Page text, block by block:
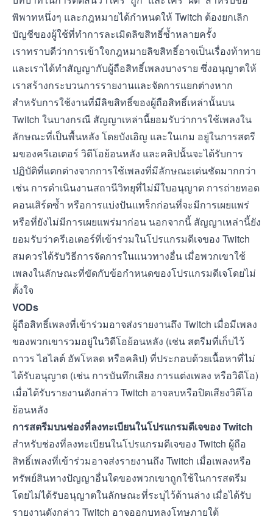
พิพาทหนึ่งๆ และกฎหมายได้กำหนดให้ Twitch ต้องยกเลิก
บัญชีของผู้ใช้ที่ทำการละเมิดลิขสิทธิ์ซ้ำหลายครั้ง
เราทราบดีว่าการเข้าใจกฎหมายลิขสิทธิ์อาจเป็นเรื่องท้าทาย
และเราได้ทำสัญญากับผู้ถือสิทธิ์เพลงบางราย ซึ่งอนุญาตให้
เราสร้างกระบวนการรายงานและจัดการแยกต่างหาก
สำหรับการใช้งานที่มีลิขสิทธิ์ของผู้ถือสิทธิ์เหล่านั้นบน
Twitch ในบางกรณี สัญญาเหล่านี้ยอมรับว่าการใช้เพลงใน
ลักษณะที่เป็นพื้นหลัง โดยบังเอิญ และในเกม อยู่ในการสตรี
มของครีเอเตอร์ วิดีโอย้อนหลัง และคลิปนั้นจะได้รับการ
ปฏิบัติที่แตกต่างจากการใช้เพลงที่มีลักษณะเด่นชัดมากกว่า
เช่น การดำเนินงานสถานีวิทยุที่ไม่มีใบอนุญาต การถ่ายทอด
คอนเสิร์ตซ้ำ หรือการแบ่งปันแทร็กก่อนที่จะมีการเผยแพร่
หรือที่ยังไม่มีการเผยแพร่มาก่อน นอกจากนี้ สัญญาเหล่านี้ยัง
ยอมรับว่าครีเอเตอร์ที่เข้าร่วมในโปรแกรมดีเจของ Twitch
สมควรได้รับวิธีการจัดการในแนวทางอื่น เมื่อพวกเขาใช้
เพลงในลักษณะที่ขัดกับข้อกำหนดของโปรแกรมดีเจโดยไม่
ตั้งใจ
VODs
ผู้ถือสิทธิ์เพลงที่เข้าร่วมอาจส่งรายงานถึง Twitch เมื่อมีเพลง
ของพวกเขารวมอยู่ในวิดีโอย้อนหลัง (เช่น สตรีมที่เก็บไว้
ถาวร ไฮไลต์ อัพโหลด หรือคลิป) ที่ประกอบด้วยเนื้อหาที่ไม่
ได้รับอนุญาต (เช่น การบันทึกเสียง การแต่งเพลง หรือวิดีโอ)
เมื่อได้รับรายงานดังกล่าว Twitch อาจลบหรือปิดเสียงวิดีโอ
ย้อนหลัง
การสตรีมบนช่องที่ลงทะเบียนในโปรแกรมดีเจของ Twitch
สำหรับช่องที่ลงทะเบียนในโปรแกรมดีเจของ Twitch ผู้ถือ
สิทธิ์เพลงที่เข้าร่วมอาจส่งรายงานถึง Twitch เมื่อเพลงหรือ
ทรัพย์สินทางปัญญาอื่นใดของพวกเขาถูกใช้ในการสตรีม
โดยไม่ได้รับอนุญาตในลักษณะที่ระบุไว้ด้านล่าง เมื่อได้รับ
รายงานดังกล่าว Twitch อาจออกบทลงโทษภายใต้